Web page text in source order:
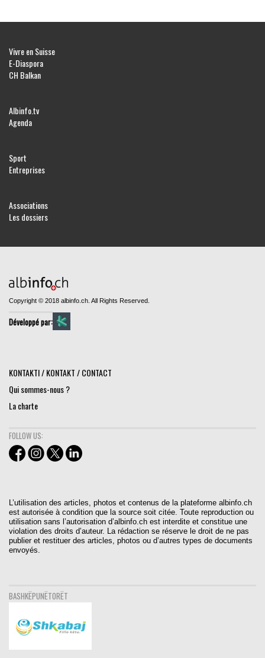
Vivre en Suisse
E-Diaspora
CH Balkan
Albinfo.tv
Agenda
Sport
Entreprises
Associations
Les dossiers
Copyright © 2018 albinfo.ch. All Rights Reserved.
Développé par:
KONTAKTI / KONTAKT / CONTACT
Qui sommes-nous ?
La charte
FOLLOW US:
L’utilisation des articles, photos et contenus de la plateforme albinfo.ch
est autorisée à condition que la source soit citée. Toute reproduction ou
utilisation sans l’autorisation d’albinfo.ch est interdite et constitue une
violation des droits d’auteur. La rédaction se réserve le droit de ne pas
publier et restituer des articles, photos ou d’autres types de documents
envoyés.
BASHKËPUNËTORËT